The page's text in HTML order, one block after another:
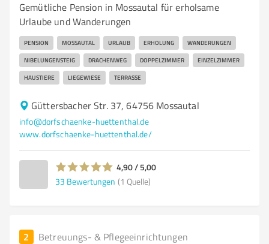
Gemütliche Pension in Mossautal für erholsame
Urlaube und Wanderungen
PENSION MOSSAUTAL URLAUB ERHOLUNG WANDERUNGEN
NIBELUNGENSTEIG DRACHENWEG DOPPELZIMMER EINZELZIMMER
HAUSTIERE LIEGEWIESE TERRASSE
Güttersbacher Str. 37, 64756 Mossautal
info@dorfschaenke-huettenthal.de
www.dorfschaenke-huettenthal.de/
4,90 / 5,00
33 Bewertungen (1 Quelle)
2 Betreuungs- & Pflegeeinrichtungen